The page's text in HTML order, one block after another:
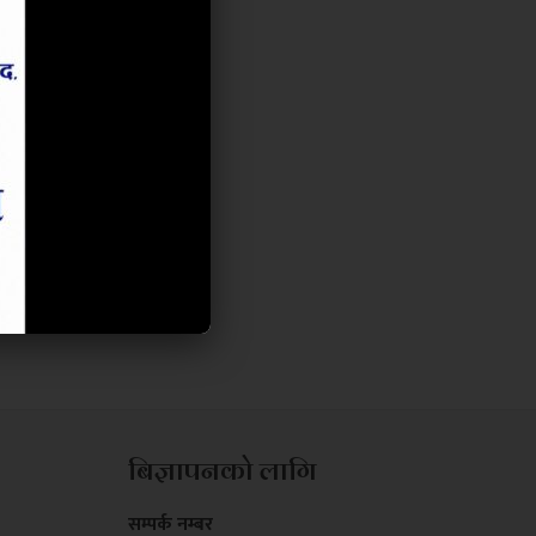
बिज्ञापनको लागि
सम्पर्क नम्बर